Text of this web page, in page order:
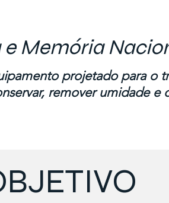
e Memória
projetado para o
remover umidade e